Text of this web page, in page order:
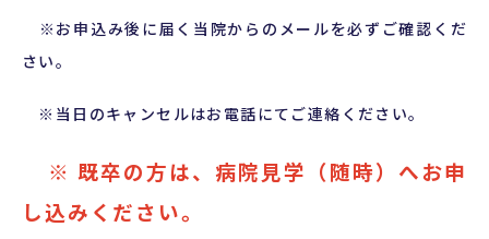
※お申込み後に届く当院からのメールを必ずご確認くだ
さい。
※当日のキャンセルはお電話にてご連絡ください。
※ 既卒の方は、病院見学（随時）へお申
し込みください。